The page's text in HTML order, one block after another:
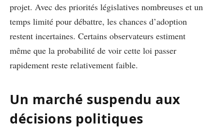
projet. Avec des priorités législatives nombreuses et un
temps limité pour débattre, les chances d’adoption
restent incertaines. Certains observateurs estiment
même que la probabilité de voir cette loi passer
rapidement reste relativement faible.
Un marché suspendu aux
décisions politiques